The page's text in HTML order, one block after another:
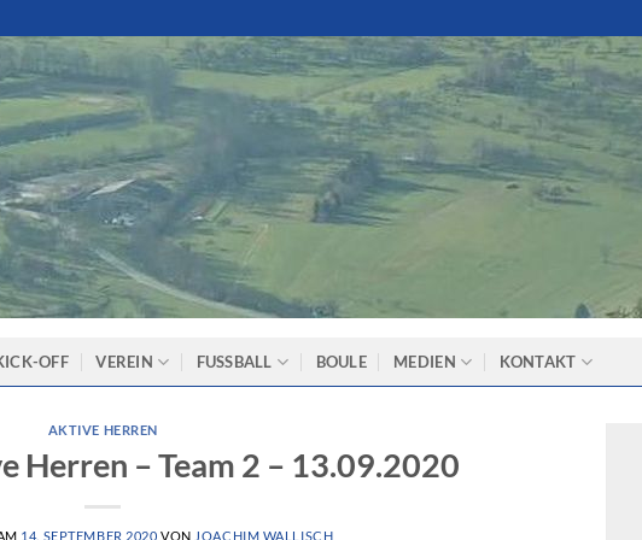
OFF VEREIN FUSSBALL BOULE MEDIEN KONTAKT
AKTIVE HERREN
Herren – Team 2 – 13.09.2020
14. SEPTEMBER 2020 VON JOACHIM WALLISCH